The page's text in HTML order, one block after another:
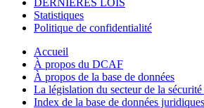
DERNIÈRES LOIS
Statistiques
Politique de confidentialité
Accueil
À propos du DCAF
À propos de la base de données
La législation du secteur de la
Index de la base de données juridiques